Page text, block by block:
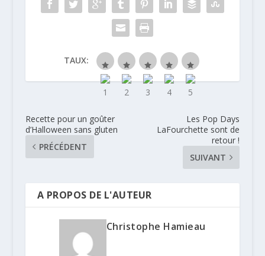
TAUX:
Recette pour un goûter
d’Halloween sans gluten
PRÉCÉDENT
Les Pop Days
LaFourchette sont de
retour !
SUIVANT
A PROPOS DE L'AUTEUR
Christophe Hamieau